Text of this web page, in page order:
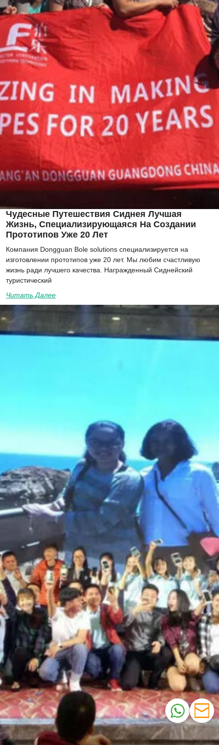
Чудесные Путешествия Сиднея Лучшая
Жизнь, Специализирующаяся На Создании
Прототипов Уже 20 Лет
Компания Dongguan Bole solutions специализируется на
изготовлении прототипов уже 20 лет. Мы любим счастливую
жизнь ради лучшего качества. Награжденный Сиднейский
туристический
Читать Далее